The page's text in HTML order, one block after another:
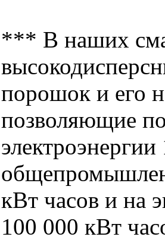
*** В наших
порошок и его
позволяющие
кВт часов и на
100 000 кВт